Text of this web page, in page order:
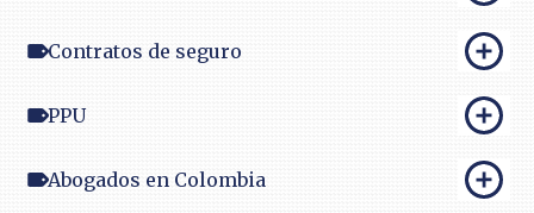
Contratos de seguro
PPU
Abogados en Colombia